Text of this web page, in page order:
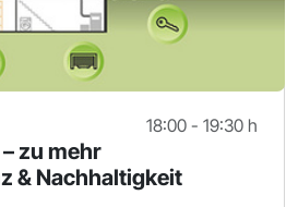
18:00 - 19:30 h
zu mehr
& Nachhaltigkeit